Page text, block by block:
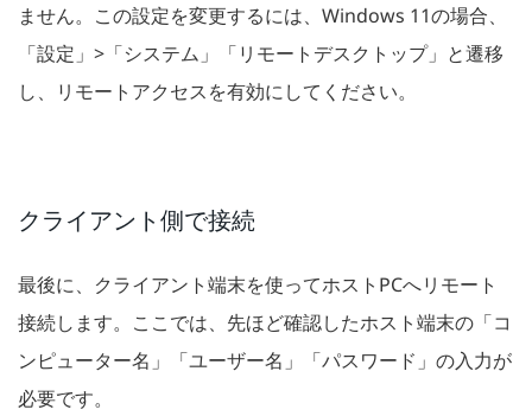
ません。この設定を変更するには、Windows 11の場合、
「設定」>「システム」「リモートデスクトップ」と遷移
し、リモートアクセスを有効にしてください。
クライアント側で接続
最後に、クライアント端末を使ってホストPCへリモート
接続します。ここでは、先ほど確認したホスト端末の「コ
ンピューター名」「ユーザー名」「パスワード」の入力が
必要です。